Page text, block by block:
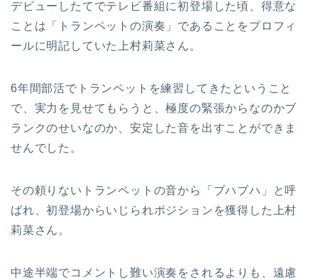
デビューしたてでテレビ番組に初登場した頃、得意な
ことは「トランペットの演奏」であることをプロフィ
ールに明記していた上村莉菜さん。
6年間部活でトランペットを練習してきたということ
で、実力を見せてもらうと、極度の緊張からなのかブ
ランクのせいなのか、安定した音を出すことができま
せんでした。
その頼りないトランペットの音から「ブハブハ」と呼
ばれ、初登場からいじられポジションを獲得した上村
莉菜さん。
中途半端でコメントし難い演奏をされるよりも、遠慮